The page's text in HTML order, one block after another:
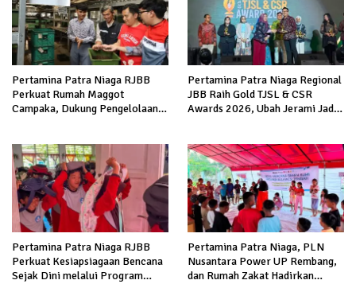
Pertamina Patra Niaga RJBB
Perkuat Rumah Maggot
Campaka, Dukung Pengelolaan
Pertamina Patra Niaga Regional
JBB Raih Gold TJSL & CSR
Awards 2026, Ubah Jerami Jadi
Pertamina Patra Niaga RJBB
Perkuat Kesiapsiagaan Bencana
Sejak Dini melalui Program
Pertamina Patra Niaga, PLN
Nusantara Power UP Rembang,
dan Rumah Zakat Hadirkan